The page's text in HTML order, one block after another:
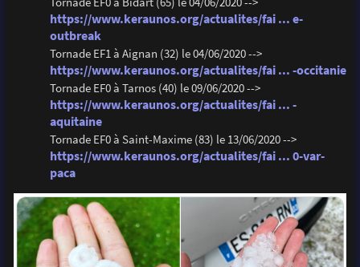
https://www.keraunos.org/actualites/fai ... e-
outbreak
Tornade EF1 à Aignan (32) le 04/06/2020 -->
https://www.keraunos.org/actualites/fai ... -occitanie
Tornade EF0 à Tarnos (40) le 09/06/2020 -->
https://www.keraunos.org/actualites/fai ... -
aquitaine
Tornade EF0 à Saint-Maxime (83) le 13/06/2020 -->
https://www.keraunos.org/actualites/fai ... 0-var-
paca